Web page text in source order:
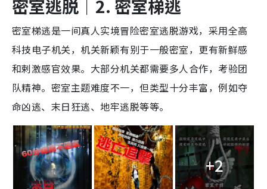
密室逃脱 ｜ 2. 密室梯逃
密室梯逃是一间真人实境冒险密室逃脱游戏，采用全高
科技电子机关，机关新颖有别于一般密室，更有新鲜感
和剌激感官效果。大部分机关都需要多人合作，考验团
队精神。密室主题难度不一，但类型十分丰富，例如夺
命凶逃、末日狂逃、地牢逃脱等等。
+2